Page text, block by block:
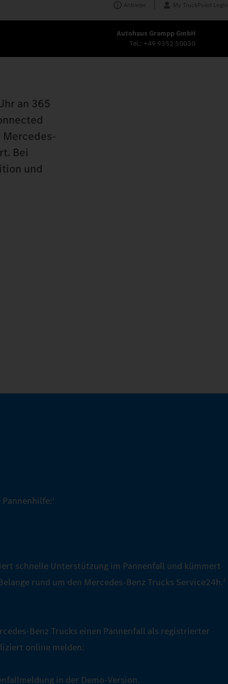
Anbieter My TruckPoint Login
Autohaus Grampp GmbH
Tel.: +49 9352 50030
an 365
Bei
und
1
schnelle Unterstützung im Pannenfall und kümmert
rund um den Mercedes‑Benz Trucks Service24h.3
Trucks einen Pannenfall als registrierter
online melden:
in der Demo-Version.